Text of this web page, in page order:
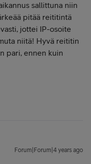
sallittuna niin
pitää reititintä
jottei IP-osoite
niitä! Hyvä reititin
pari, ennen kuin
Forum|Forum|4 years ago